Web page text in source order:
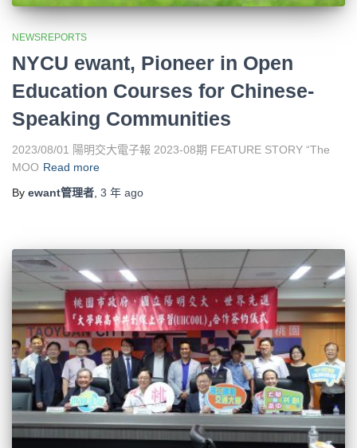
NEWSREPORTS
NYCU ewant, Pioneer in Open
Education Courses for Chinese-
Speaking Communities
2023/08/01 陽明交大電子報 2023-08期 FEATURE STORY “The
MOO Read more
By ewant管理者 3 年 ago